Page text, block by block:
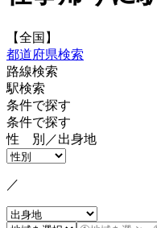
【全国】
都道府県検索
路線検索
駅検索
条件で探す
条件で探す
性 別／出身地
／